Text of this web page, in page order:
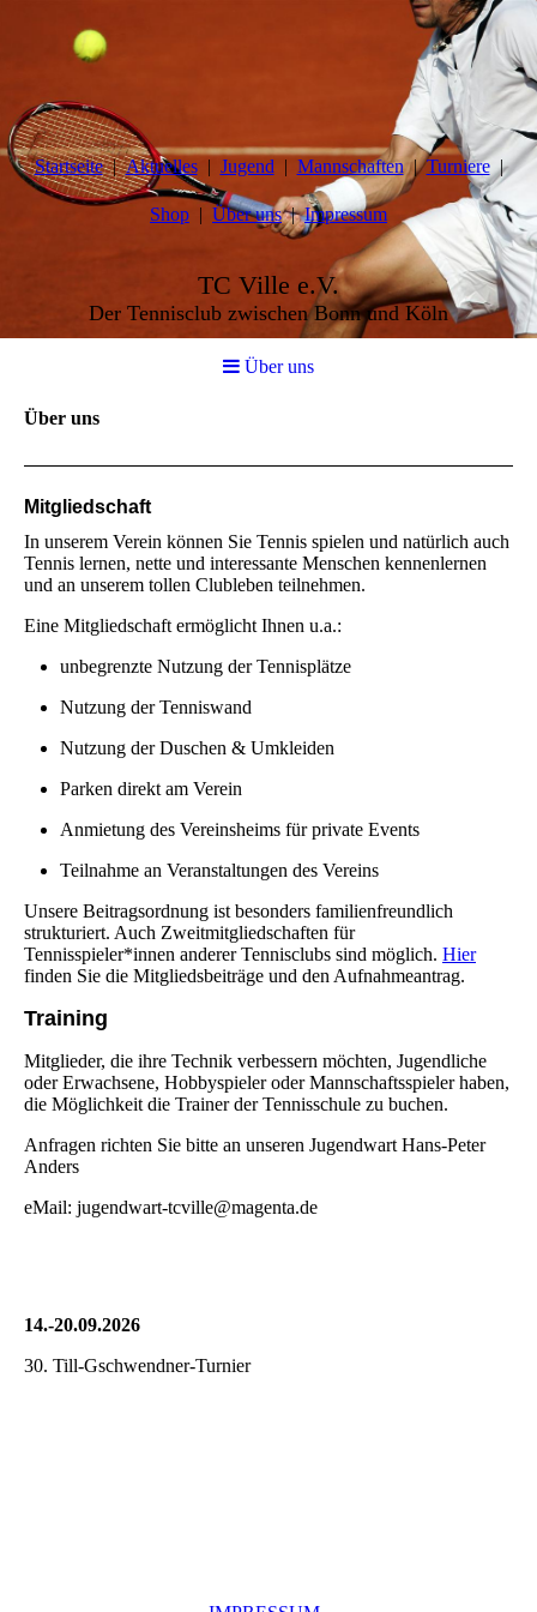
Startseite Aktuelles Jugend Mannschaften Turniere
Shop Über uns Impressum
TC Ville e.V.
Der Tennisclub zwischen Bonn und Köln
Über uns
Über uns
Mitgliedschaft
In unserem Verein können Sie Tennis spielen und natürlich auch
Tennis lernen, nette und interessante Menschen kennenlernen
und an unserem tollen Clubleben teilnehmen.
Eine Mitgliedschaft ermöglicht Ihnen u.a.:
unbegrenzte Nutzung der Tennisplätze
Nutzung der Tenniswand
Nutzung der Duschen & Umkleiden
Parken direkt am Verein
Anmietung des Vereinsheims für private Events
Teilnahme an Veranstaltungen des Vereins
Unsere Beitragsordnung ist besonders familienfreundlich
strukturiert. Auch Zweitmitgliedschaften für
Tennisspieler*innen anderer Tennisclubs sind möglich. Hier
finden Sie die Mitgliedsbeiträge und den Aufnahmeantrag.
Training
Mitglieder, die ihre Technik verbessern möchten, Jugendliche
oder Erwachsene, Hobbyspieler oder Mannschaftsspieler haben,
die Möglichkeit die Trainer der Tennisschule zu buchen.
Anfragen richten Sie bitte an unseren Jugendwart Hans-Peter
Anders
eMail: jugendwart-tcville@magenta.de
14.-20.09.2026
30. Till-Gschwendner-Turnier